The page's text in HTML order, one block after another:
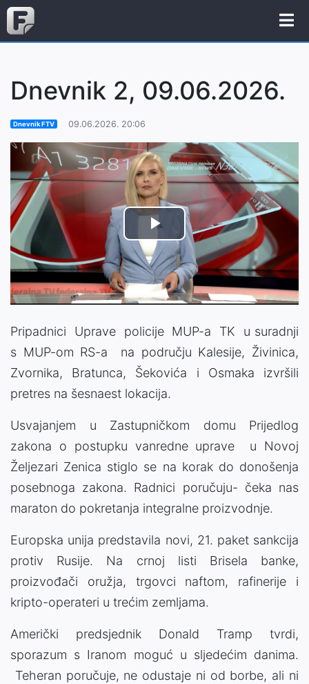
Dnevnik 2, 09.06.2026.
Dnevnik FTV 09.06.2026. 20:06
Play
Video
Pripadnici Uprave policije MUP-a TK u suradnji
s MUP-om RS-a na području Kalesije, Živinica,
Zvornika, Bratunca, Šekovića i Osmaka izvršili
pretres na šesnaest lokacija.
Usvajanjem u Zastupničkom domu Prijedlog
zakona o postupku vanredne uprave u Novoj
Željezari Zenica stiglo se na korak do donošenja
posebnoga zakona. Radnici poručuju- čeka nas
maraton do pokretanja integralne proizvodnje.
Europska unija predstavila novi, 21. paket sankcija
protiv Rusije. Na crnoj listi Brisela banke,
proizvođači oružja, trgovci naftom, rafinerije i
kripto-operateri u trećim zemljama.
Američki predsjednik Donald Tramp tvrdi,
sporazum s Iranom moguć u sljedećim danima.
Teheran poručuje, ne odustaje ni od borbe, ali ni